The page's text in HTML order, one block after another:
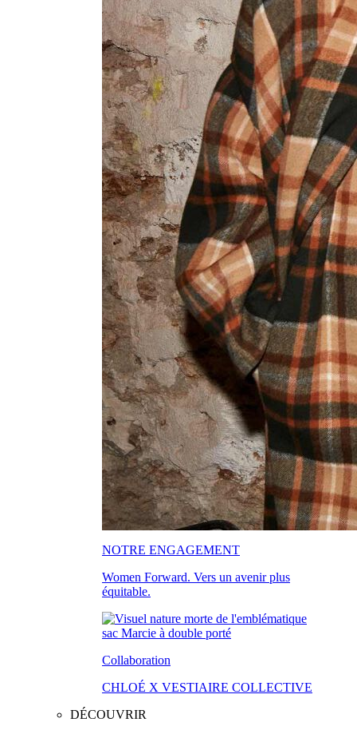
NOTRE ENGAGEMENT
Women Forward. Vers un avenir plus
équitable.
Collaboration
CHLOÉ X VESTIAIRE COLLECTIVE
DÉCOUVRIR